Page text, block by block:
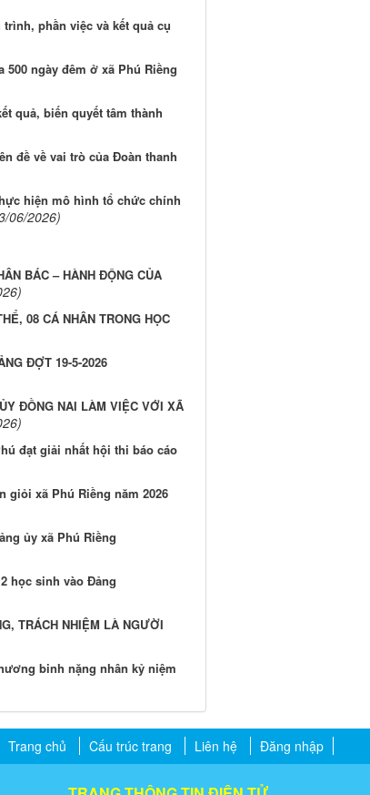
phần việc và kết quả cụ
ngày đêm ở xã Phú Riềng
quả, biến quyết tâm thành
đề về vai trò của Đoàn thanh
hiện mô hình tổ chức chính
06/2026)
BÁC – HÀNH ĐỘNG CỦA
08 CÁ NHÂN TRONG HỌC
ĐỢT 19-5-2026
ĐỒNG NAI LÀM VIỆC VỚI XÃ
đạt giải nhất hội thi báo cáo
giỏi xã Phú Riềng năm 2026
ủy xã Phú Riềng
học sinh vào Đảng
TRÁCH NHIỆM LÀ NGƯỜI
binh nặng nhân kỷ niệm
Trang chủ Cấu trúc trang Liên hệ Đăng nhập